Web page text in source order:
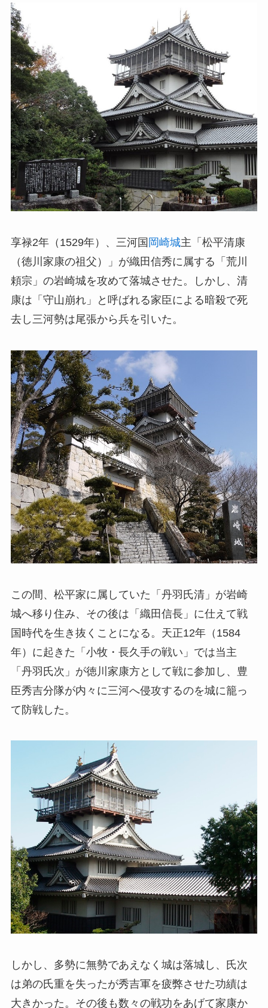
享禄2年（1529年）、三河国 岡崎城主「松平清康
（徳川家康の祖父）」が織田信秀に属する「荒川
頼宗」の岩崎城を攻めて落城させた。しかし、清
康は「守山崩れ」と呼ばれる家臣による暗殺で死
去し三河勢は尾張から兵を引いた。
この間、松平家に属していた「丹羽氏清」が岩崎
城へ移り住み、その後は「織田信長」に仕えて戦
国時代を生き抜くことになる。天正12年（1584
年）に起きた「小牧・長久手の戦い」では当主
「丹羽氏次」が徳川家康方として戦に参加し、豊
臣秀吉分隊が内々に三河へ侵攻するのを城に籠っ
て防戦した。
しかし、多勢に無勢であえなく城は落城し、氏次
は弟の氏重を失ったが秀吉軍を疲弊させた功績は
大きかった。その後も数々の戦功をあげて家康か